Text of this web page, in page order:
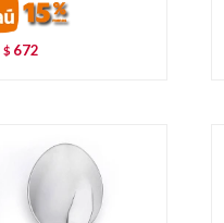
$ 672